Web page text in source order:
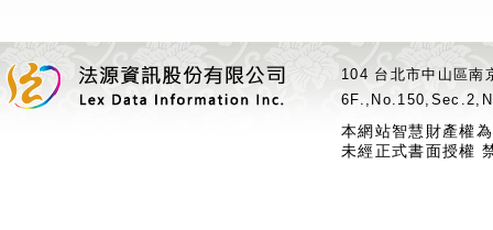
104 台北市中山區
本網站智慧財產權
未經正式書面授權